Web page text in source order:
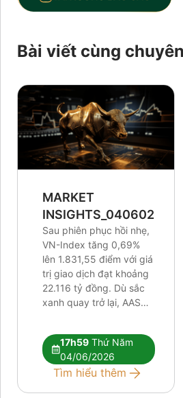
Bài viết cùng
MARKET
INSIGHTS_0406026
Sau phiên phục hồi nhẹ,
VN-Index tăng 0,69%
lên 1.831,55 điểm với giá
trị giao dịch đạt khoảng
22.116 tỷ đồng. Dù sắc
xanh quay trở lại, AAS
vẫn chưa đủ để xác
nhận xu hướng tăng mới.
Dòng tiền tiếp tục phân
17h59 Thứ Năm
04/06/2026
Tìm hiểu thêm